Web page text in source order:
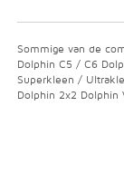
Sommige van de
Dolphin C5 / C6
Superkleen /
Dolphin 2x2 Dolphin